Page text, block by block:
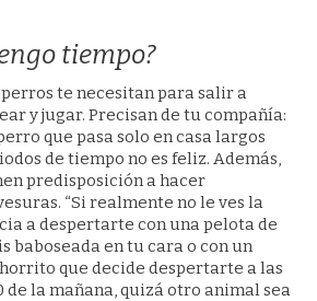
tiempo?
perros te necesitan para salir a
y jugar. Precisan de tu compañía:
que pasa solo en casa largos
de tiempo no es feliz. Además,
predisposición a hacer
“Si realmente no le ves la
a despertarte con una pelota de
baboseada en tu cara o con un
que decide despertarte a las
de la mañana, quizá otro animal sea